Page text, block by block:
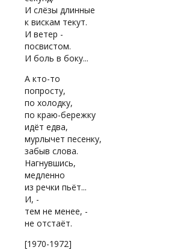
И слёзы длинные
к вискам текут.
И ветер -
посвистом.
И боль в боку...
А кто-то
попросту,
по холодку,
по краю-бережку
идёт едва,
мурлычет песенку,
забыв слова.
Нагнувшись,
медленно
из речки пьёт...
И, -
тем не менее, -
не отстаёт.
[1970-1972]